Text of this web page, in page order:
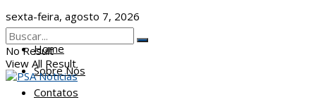
sexta-feira, agosto 7, 2026
Home
Sobre Nós
Contatos
No Result
View All Result